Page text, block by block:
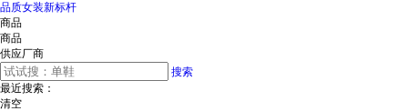
品质女装新标杆
商品
商品
供应厂商
搜索
最近搜索：
清空